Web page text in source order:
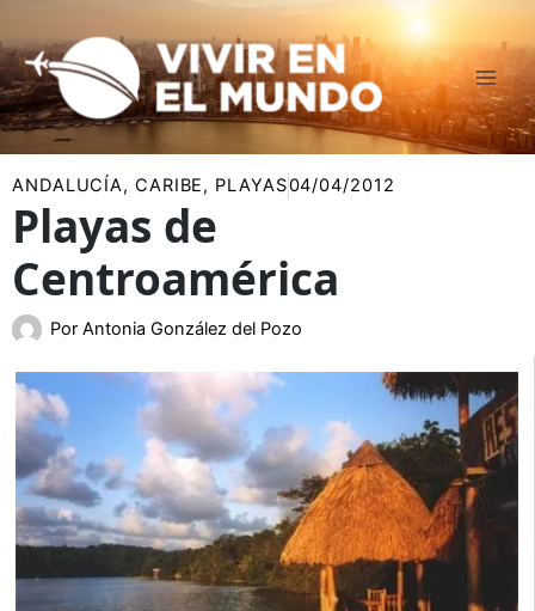
al
contenido
ANDALUCÍA, CARIBE, PLAYAS04/04/2012
Playas de
Centroamérica
Por Antonia González del Pozo